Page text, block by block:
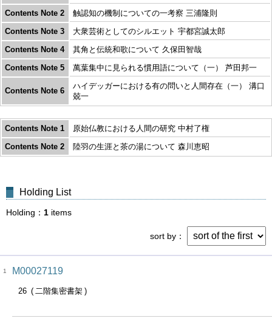
Contents Note 2
触認知の機制についての一考察 三浦隆則
Contents Note 3
大衆芸術としてのシルエット 宇都宮誠太郎
Contents Note 4
其角と伝統和歌について 久保田智哉
Contents Note 5
萬葉集中に見られる慣用語について（一） 芦田邦一
Contents Note 6
ハイデッガーにおける有の問いと人間存在（一） 溝口
兢一
Contents Note 1
原始仏教における人間の研究 中村了権
Contents Note 2
陸羽の生涯と茶の湯について 森川恵昭
Holding List
Holding 1 items
sort by
1 M00027119
26 二階集密書架